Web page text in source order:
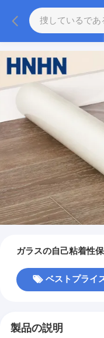
ガラスの自己粘着性
ベストプライ
製品の説明